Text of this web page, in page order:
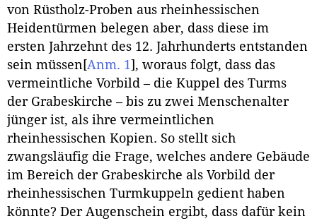
von Rüstholz-Proben aus rheinhessischen
Heidentürmen belegen aber, dass diese im
ersten Jahrzehnt des 12. Jahrhunderts entstanden
sein müssen [Anm. 1] , woraus folgt, dass das
vermeintliche Vorbild – die Kuppel des Turms
der Grabeskirche – bis zu zwei Menschenalter
jünger ist, als ihre vermeintlichen
rheinhessischen Kopien. So stellt sich
zwangsläufig die Frage, welches andere Gebäude
im Bereich der Grabeskirche als Vorbild der
rheinhessischen Turmkuppeln gedient haben
könnte? Der Augenschein ergibt, dass dafür kein